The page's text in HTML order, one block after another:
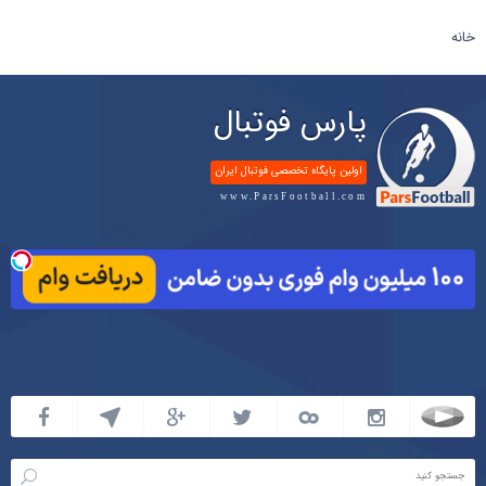
خانه
پارس فوتبال
اولین پایگاه تخصصی فوتبال ایران
www.ParsFootball.com